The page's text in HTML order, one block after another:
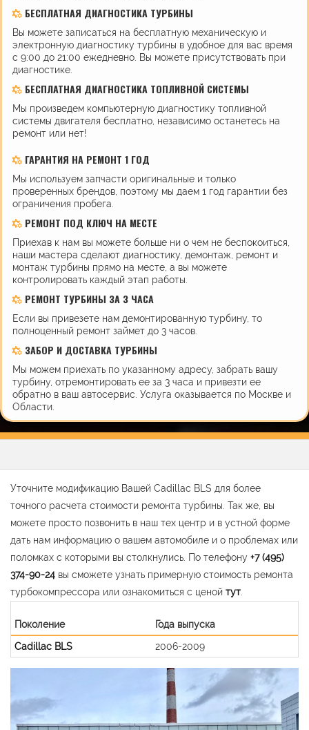
БЕСПЛАТНАЯ ДИАГНОСТИКА ТУРБИНЫ
Вы можете записаться на бесплатную механическую и
электронную диагностику турбины в удобное для вас время
с 9:00 до 21:00 ежедневно. Вы можете присутствовать при
диагностике.
БЕСПЛАТНАЯ ДИАГНОСТИКА ТОПЛИВНОЙ СИСТЕМЫ
Мы произведем компьютерную диагностику топливной
системы двигателя бесплатно, независимо останетесь на
ремонт или нет!
ГАРАНТИЯ НА РЕМОНТ 1 ГОД
Мы используем запчасти оригинальные и только
проверенных брендов, поэтому мы даем 1 год гарантии без
ограничения пробега.
РЕМОНТ ПОД КЛЮЧ НА МЕСТЕ
Приехав к нам вы можете больше ни о чем не беспокоиться,
наши мастера сделают диагностику, демонтаж, ремонт и
монтаж турбины прямо на месте, а вы можете
контролировать каждый этап работы.
РЕМОНТ ТУРБИНЫ ЗА 3 ЧАСА
Если вы привезете нам демонтированную турбину, то
полноценный ремонт займет до 3 часов.
ЗАБОР И ДОСТАВКА ТУРБИНЫ
Мы можем приехать по указанному адресу, забрать вашу
турбину, отремонтировать ее за 3 часа и привезти ее
обратно в ваш автосервис. Услуга оказывается по Москве и
Области.
Уточните модификацию Вашей Cadillac BLS для более
точного расчета стоимости ремонта турбины. Так же, вы
можете просто позвонить в наш тех центр и в устной форме
дать нам информацию о вашем автомобиле и о проблемах или
поломках с которыми вы столкнулись. По телефону +7 (495)
374-90-24 вы сможете узнать примерную стоимость ремонта
турбокомпрессора или ознакомиться с ценой тут
Поколение
Года выпуска
Cadillac BLS
2006-2009